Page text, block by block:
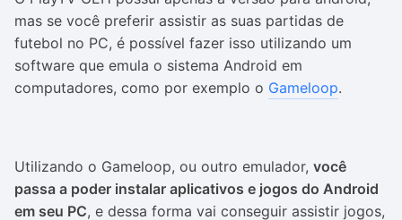
mas se você preferir assistir as suas partidas de
futebol no PC, é possível fazer isso utilizando um
software que emula o sistema Android em
computadores, como por exemplo o Gameloop.
Utilizando o Gameloop, ou outro emulador, você
passa a poder instalar aplicativos e jogos do Android
em seu PC, e dessa forma vai conseguir assistir jogos,